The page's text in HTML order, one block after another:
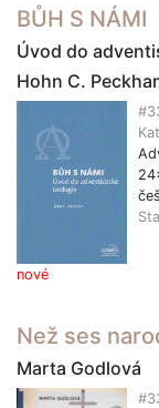
BŮH S NÁMI
Úvod do
Hohn C.
nové
Než ses
Marta Godlová